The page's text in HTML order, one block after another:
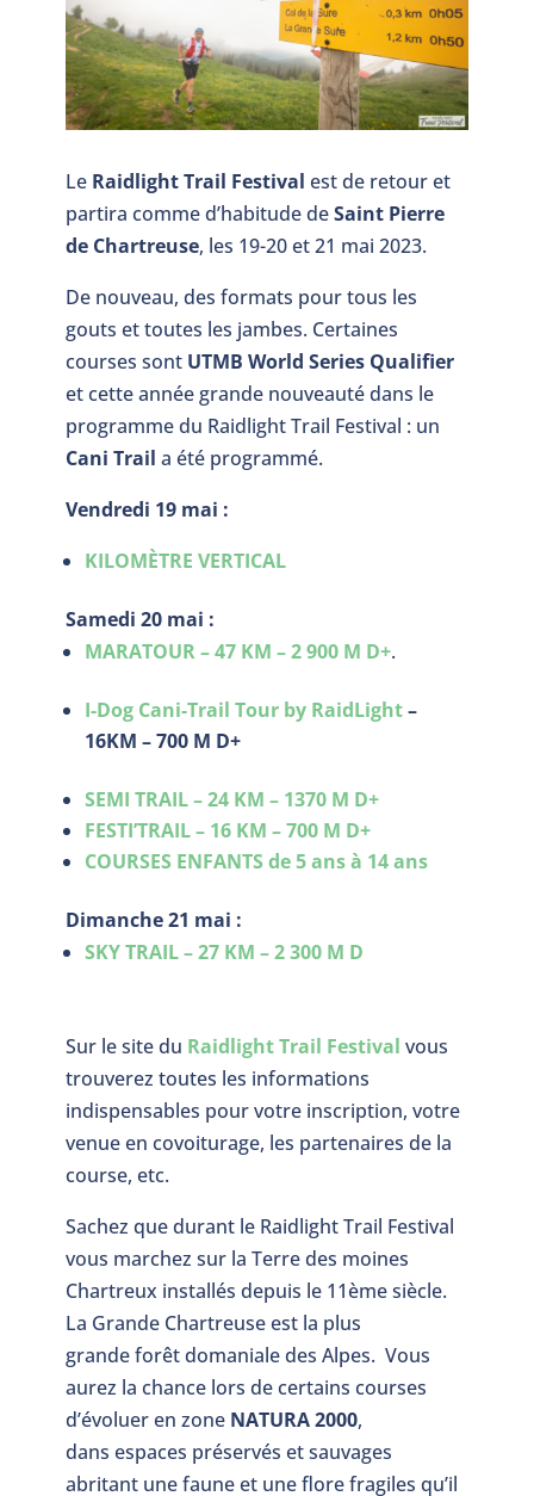
Le Raidlight Trail Festival est de retour et
partira comme d’habitude deSaint Pierre
de Chartreuse, les 19-20 et 21 mai 2023.
De nouveau, des formats pour tous les
gouts et toutes les jambes. Certaines
courses sont UTMB World Series Qualifier
et cette année grande nouveauté dans le
programme du Raidlight Trail Festival : un
Cani Trail a été programmé.
Vendredi 19 mai :
KILOMÈTRE VERTICAL
Samedi 20 mai :
MARATOUR – 47 KM – 2 900 M D+.
I-Dog Cani-Trail Tour by RaidLight–
16KM – 700 M D+
SEMI TRAIL – 24 KM – 1370 M D+
FESTI’TRAIL – 16 KM – 700 M D+
COURSES ENFANTS de 5 ans à 14 ans
Dimanche 21 mai :
SKY TRAIL – 27 KM – 2 300 M D
Sur le site du Raidlight Trail Festival vous
trouverez toutes les informations
indispensables pour votre inscription, votre
venue en covoiturage, les partenaires de la
course, etc.
Sachez que durant le Raidlight Trail Festival
vous marchez sur la Terre des moines
Chartreux installés depuis le 11ème siècle.
La Grande Chartreuse est la plus
grande forêt domaniale des Alpes. Vous
aurez la chance lors de certains courses
d’évoluer en zone NATURA 2000,
dans espaces préservés et sauvages
abritant une faune et une flore fragiles qu’il